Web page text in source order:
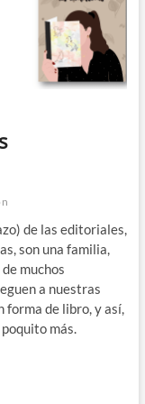
de las editoriales,
son una familia,
muchos
a nuestras
forma de libro, y así,
más.